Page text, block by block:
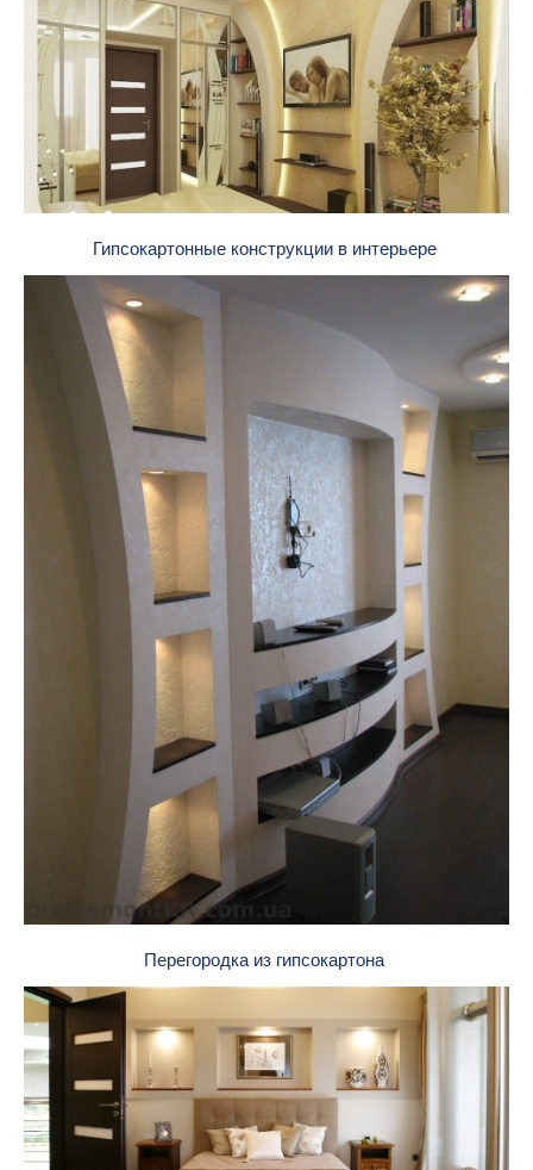
Гипсокартонные конструкции в интерьере
Перегородка из гипсокартона